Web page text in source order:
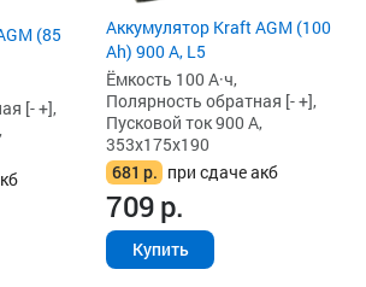
(85
[- +],
Аккумулятор Kraft AGM (100
Ah) 900 А, L5
Ёмкость 100 А·ч,
Полярность обратная [- +],
Пусковой ток 900 А,
353x175x190
681 р. при сдаче акб
709р.
Купить